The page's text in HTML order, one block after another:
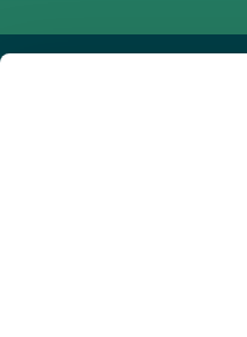
TR Media has
Since our